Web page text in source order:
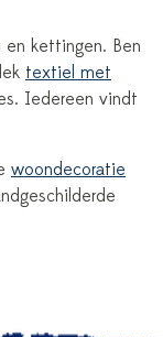
en kettingen. Ben
textiel met
Iedereen vindt
woondecoratie